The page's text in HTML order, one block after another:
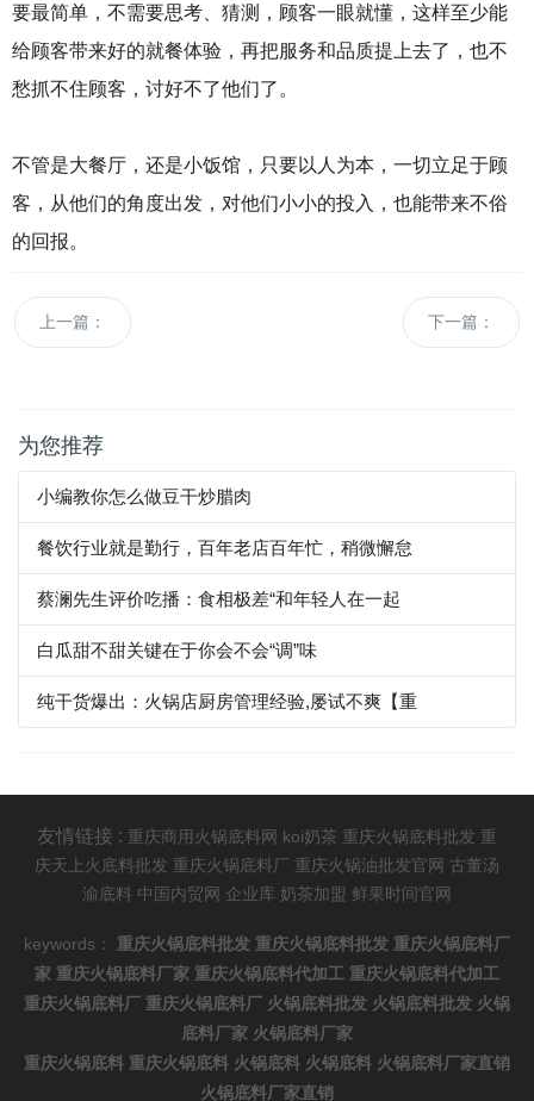
要最简单，不需要思考、猜测，顾客一眼就懂，这样至少能
给顾客带来好的就餐体验，再把服务和品质提上去了，也不
愁抓不住顾客，讨好不了他们了。
不管是大餐厅，还是小饭馆，只要以人为本，一切立足于顾
客，从他们的角度出发，对他们小小的投入，也能带来不俗
的回报。
上一篇： 下一篇：
为您推荐
小编教你怎么做豆干炒腊肉
餐饮行业就是勤行，百年老店百年忙，稍微懈怠
蔡澜先生评价吃播：食相极差“和年轻人在一起
白瓜甜不甜关键在于你会不会“调”味
纯干货爆出：火锅店厨房管理经验,屡试不爽【重
友情链接 : 重庆商用火锅底料网 koi奶茶 重庆火锅底料批发 重
庆天上火底料批发 重庆火锅底料厂 重庆火锅油批发官网 古董汤
渝底料 中国内贸网 企业库 奶茶加盟 鲜果时间官网
keywords： 重庆火锅底料批发 重庆火锅底料批发 重庆火锅底料厂
家 重庆火锅底料厂家 重庆火锅底料代加工 重庆火锅底料代加工
重庆火锅底料厂 重庆火锅底料厂 火锅底料批发 火锅底料批发 火锅
底料厂家 火锅底料厂家
重庆火锅底料 重庆火锅底料 火锅底料 火锅底料 火锅底料厂家直销
火锅底料厂家直销